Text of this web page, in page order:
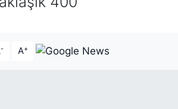
- A+